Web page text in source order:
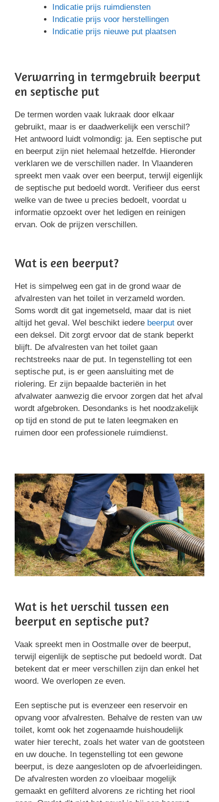
Indicatie prijs ruimdiensten
Indicatie prijs voor herstellingen
Indicatie prijs nieuwe put plaatsen
Verwarring in termgebruik beerput
en septische put
De termen worden vaak lukraak door elkaar
gebruikt, maar is er daadwerkelijk een verschil?
Het antwoord luidt volmondig: ja. Een septische put
en beerput zijn niet helemaal hetzelfde. Hieronder
verklaren we de verschillen nader. In Vlaanderen
spreekt men vaak over een beerput, terwijl eigenlijk
de septische put bedoeld wordt. Verifieer dus eerst
welke van de twee u precies bedoelt, voordat u
informatie opzoekt over het ledigen en reinigen
ervan. Ook de prijzen verschillen.
Wat is een beerput?
Het is simpelweg een gat in de grond waar de
afvalresten van het toilet in verzameld worden.
Soms wordt dit gat ingemetseld, maar dat is niet
altijd het geval. Wel beschikt iedere beerput over
een deksel. Dit zorgt ervoor dat de stank beperkt
blijft. De afvalresten van het toilet gaan
rechtstreeks naar de put. In tegenstelling tot een
septische put, is er geen aansluiting met de
riolering. Er zijn bepaalde bacteriën in het
afvalwater aanwezig die ervoor zorgen dat het afval
wordt afgebroken. Desondanks is het noodzakelijk
op tijd en stond de put te laten leegmaken en
ruimen door een professionele ruimdienst.
Wat is het verschil tussen een
beerput en septische put?
Vaak spreekt men in Oostmalle over de beerput,
terwijl eigenlijk de septische put bedoeld wordt. Dat
betekent dat er meer verschillen zijn dan enkel het
woord. We overlopen ze even.
Een septische put is evenzeer een reservoir en
opvang voor afvalresten. Behalve de resten van uw
toilet, komt ook het zogenaamde huishoudelijk
water hier terecht, zoals het water van de gootsteen
en uw douche. In tegenstelling tot een gewone
beerput, is deze aangesloten op de afvoerleidingen.
De afvalresten worden zo vloeibaar mogelijk
gemaakt en gefilterd alvorens ze richting het riool